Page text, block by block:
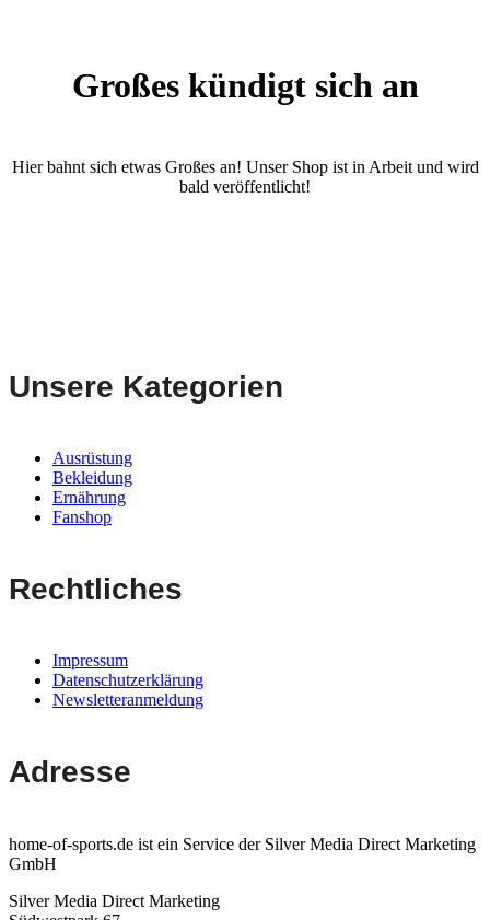
Großes kündigt sich an
Hier bahnt sich etwas Großes an! Unser Shop ist in Arbeit und wird
bald veröffentlicht!
Unsere Kategorien
Ausrüstung
Bekleidung
Ernährung
Fanshop
Rechtliches
Impressum
Datenschutzerklärung
Newsletteranmeldung
Adresse
home-of-sports.de ist ein Service der Silver Media Direct Marketing
GmbH
Silver Media Direct Marketing